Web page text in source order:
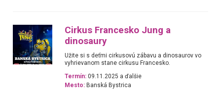
Cirkus Francesko Jung a
dinosaury
Užite si s deťmi cirkusovú zábavu a dinosaurov vo
vyhrievanom stane cirkusu Francesko.
Termín: 09.11.2025 a ďalšie
Mesto: Banská Bystrica